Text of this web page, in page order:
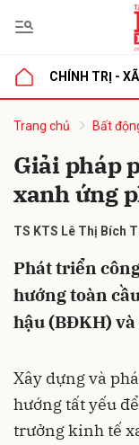
CHÍNH TRỊ - XÃ
Trang chủ Bất
Giải pháp
xanh ứng
TS KTS Lê Thị Bích
Phát triển
hướng toàn
hậu (BĐKH)
Xây dựng và
hướng tất yếu
trưởng kinh tế
luận